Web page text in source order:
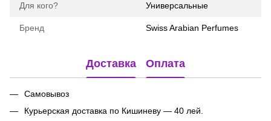
Для кого? Универсальные
Бренд Swiss Arabian Perfumes
Доставка Оплата
Самовывоз
Курьерская доставка по Кишиневу — 40 лей.